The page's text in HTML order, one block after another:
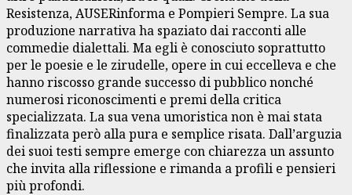
Resistenza, AUSERinforma e Pompieri Sempre. La sua
produzione narrativa ha spaziato dai racconti alle
commedie dialettali. Ma egli è conosciuto soprattutto
per le poesie e le zirudelle, opere in cui eccelleva e che
hanno riscosso grande successo di pubblico nonché
numerosi riconoscimenti e premi della critica
specializzata. La sua vena umoristica non è mai stata
finalizzata però alla pura e semplice risata. Dall’arguzia
dei suoi testi sempre emerge con chiarezza un assunto
che invita alla riflessione e rimanda a profili e pensieri
più profondi.